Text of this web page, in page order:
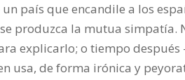
un país que encandile a los
produzca la mutua
explicarlo; o tiempo
usa, de forma irónica y